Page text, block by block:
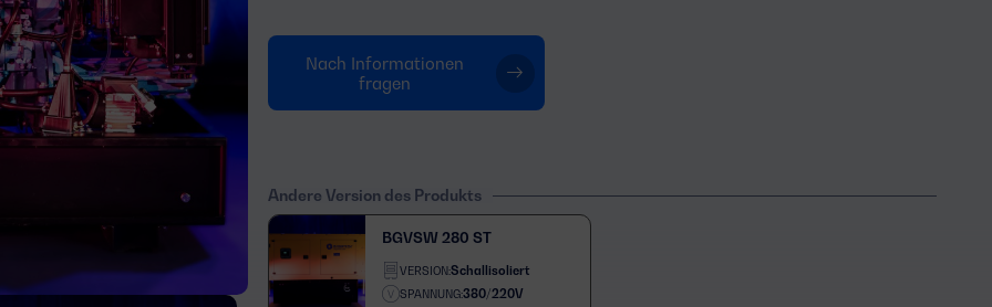
Nach Informationen
fragen
Andere Version des Produkts
BGVSW 280 ST
VERSION:Schallisoliert
SPANNUNG:380/220V